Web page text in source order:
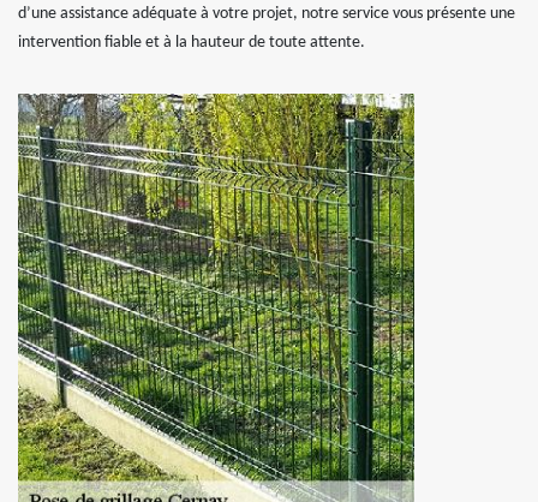
d’une assistance adéquate à votre projet, notre service vous présente une
intervention fiable et à la hauteur de toute attente.